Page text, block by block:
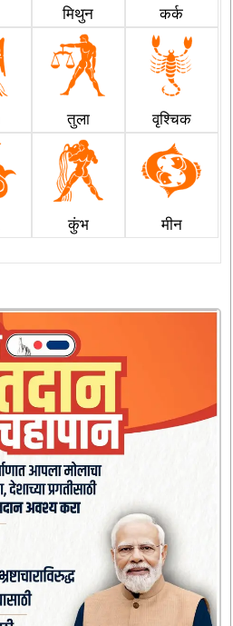
मिथुन कर्क
तुला वृश्चिक
कुंभ मीन